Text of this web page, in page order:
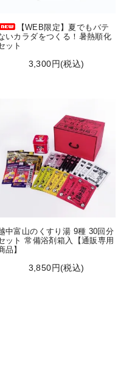
【WEB限定】夏でもバテ
いカラダをつくる！暑熱順化
ット
3,300円(税込)
中富山のくすり湯 9種 30回分
ット 常備浴剤箱入【通販専用
品】
3,850円(税込)